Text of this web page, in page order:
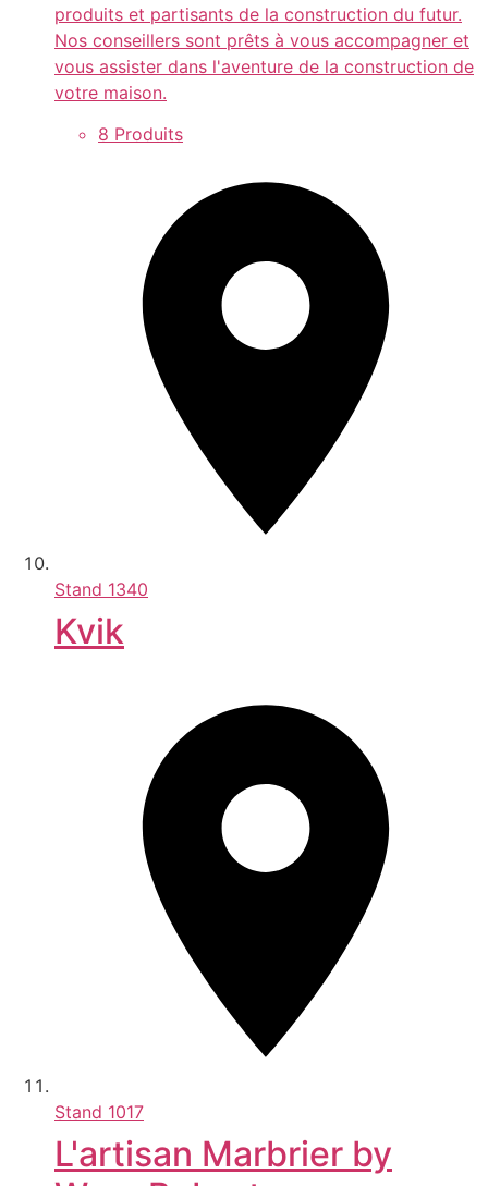
produits et partisants de la construction du futur.
Nos conseillers sont prêts à vous accompagner et
vous assister dans l'aventure de la construction de
votre maison.
8 Produits
Stand 1340
Kvik
Stand 1017
L'artisan Marbrier by